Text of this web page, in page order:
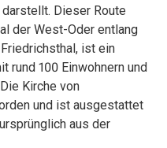
Dieser Route
der West-Oder entlang
ist ein
rund 100 Einwohnern und
Kirche von
und ist ausgestattet
aus der